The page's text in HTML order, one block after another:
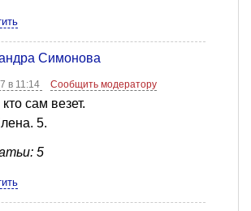
Симонова
в 11:14
Сообщить модератору
сам везет.
5.
5